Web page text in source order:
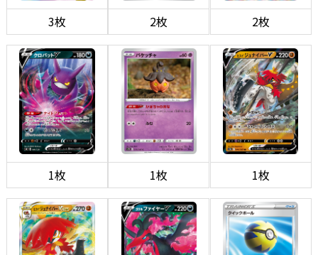
3枚 2枚 2枚
1枚 1枚 1枚